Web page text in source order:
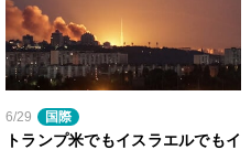
6/29 国際
トランプ米でもイスラエルでもイ